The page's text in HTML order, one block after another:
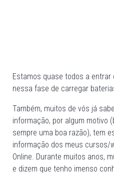
Estamos quase todos a
nessa fase de carregar
Também, muitos de vós já
informação, por algum motivo
sempre uma boa razão), tem
informação dos meus cursos/
Online. Durante muitos anos,
e dizem que tenho imenso